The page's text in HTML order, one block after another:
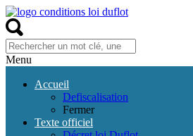
Menu
Accueil
Defiscalisation
Fermer
Texte officiel